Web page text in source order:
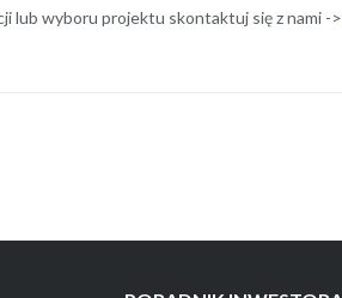
lub wyboru projektu skontaktuj się z nami ->